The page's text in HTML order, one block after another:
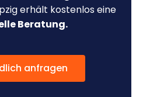
erhält kostenlos eine
Beratung.
anfragen